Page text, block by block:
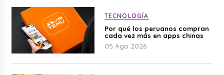
TECNOLOGÍA
Por qué los peruanos compran
cada vez más en apps chinas
05 Ago 2026